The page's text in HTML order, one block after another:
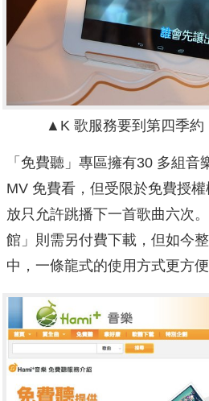
▲K 歌服務要到第四季約
「免費聽」專區擁有30 多組
MV 免費看，但受限於免費授
放只允許跳播下一首歌曲六次
館」則需另付費下載，但如今整
中，一條龍式的使用方式更方便